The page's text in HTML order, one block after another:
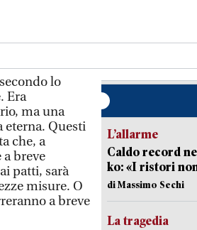
lo
Era
ma una
eterna. Questi
che, a
breve
patti, sarà
misure. O
a breve
L’allarme
Caldo record
ko: «I ristori
di Massimo Sechi
La tragedia